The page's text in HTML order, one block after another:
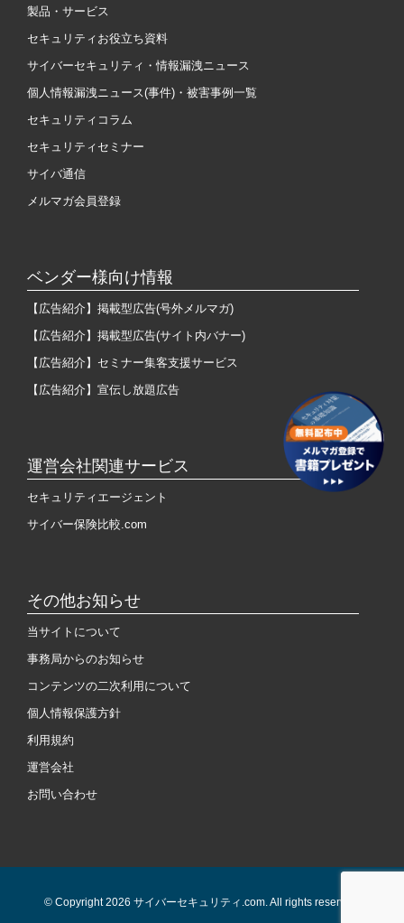
製品・サービス
セキュリティお役立ち資料
サイバーセキュリティ・情報漏洩ニュース
個人情報漏洩ニュース(事件)・被害事例一覧
セキュリティコラム
セキュリティセミナー
サイバ通信
メルマガ会員登録
ベンダー様向け情報
【広告紹介】掲載型広告(号外メルマガ)
【広告紹介】掲載型広告(サイト内バナー)
【広告紹介】セミナー集客支援サービス
【広告紹介】宣伝し放題広告
運営会社関連サービス
セキュリティエージェント
サイバー保険比較.com
その他お知らせ
当サイトについて
事務局からのお知らせ
コンテンツの二次利用について
個人情報保護方針
利用規約
運営会社
お問い合わせ
© Copyright 2026 サイバーセキュリティ.com. All rights reserved.